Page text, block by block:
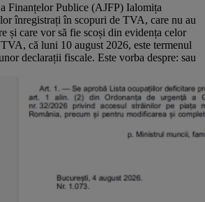
Finanțelor Publice (AJFP) Ialomița
înregistrați în scopuri de TVA, care nu au
și care vor să fie scoși din evidența celor
că luni 10 august 2026, este termenul
declarații fiscale. Este vorba despre: sau